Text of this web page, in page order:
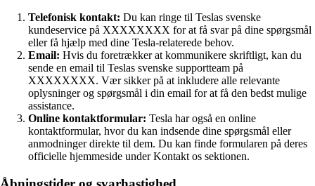
Telefonisk kontakt: Du kan ringe til Teslas svenske
kundeservice på XXXXXXXX for at få svar på dine spørgsmål
eller få hjælp med dine Tesla-relaterede behov.
Email: Hvis du foretrækker at kommunikere skriftligt, kan du
sende en email til Teslas svenske supportteam på
XXXXXXXX. Vær sikker på at inkludere alle relevante
oplysninger og spørgsmål i din email for at få den bedst mulige
assistance.
Online kontaktformular: Tesla har også en online
kontaktformular, hvor du kan indsende dine spørgsmål eller
anmodninger direkte til dem. Du kan finde formularen på deres
officielle hjemmeside under Kontakt os sektionen.